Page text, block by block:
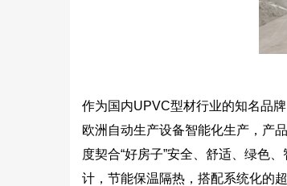
作为国内UPVC型材行业的知名品
欧洲自动生产设备智能化生产，产
度契合“好房子”安全、舒适、绿色
计，节能保温隔热，搭配系统化的